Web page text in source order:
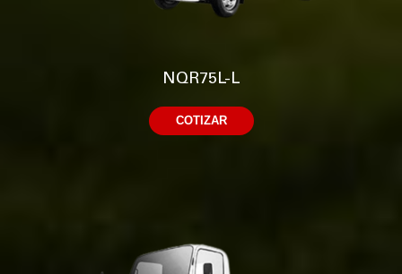
NQR75L-L
COTIZAR